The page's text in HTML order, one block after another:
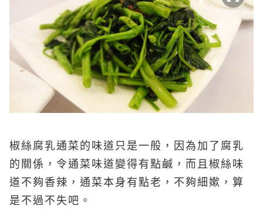
椒絲腐乳通菜的味道只是一般，因為加了腐乳
的關係，令通菜味道變得有點鹹，而且椒絲味
道不夠香辣，通菜本身有點老，不夠細嫰，算
是不過不失吧。